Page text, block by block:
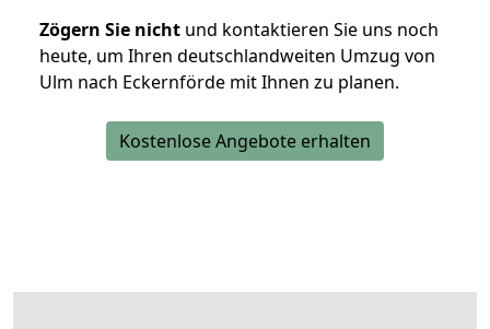
Zögern Sie nicht und kontaktieren Sie uns noch
heute, um Ihren deutschlandweiten Umzug von
Ulm nach Eckernförde mit Ihnen zu planen.
Kostenlose Angebote erhalten